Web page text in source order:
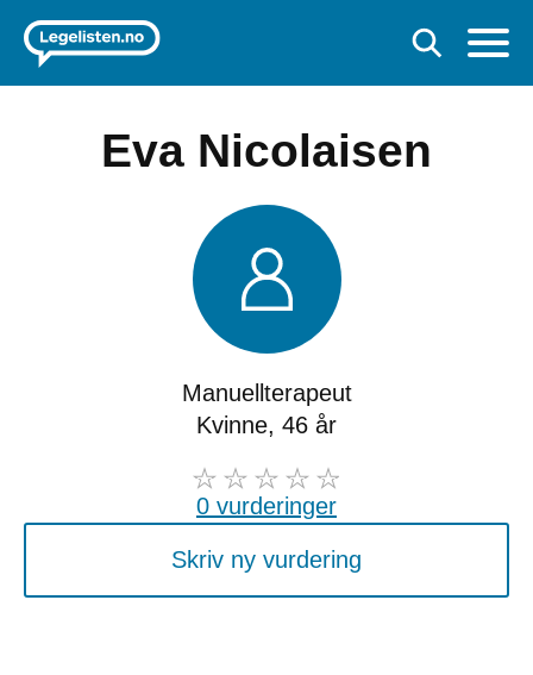
Eva Nicolaisen
Manuellterapeut
Kvinne, 46 år
0 vurderinger
Skriv ny vurdering